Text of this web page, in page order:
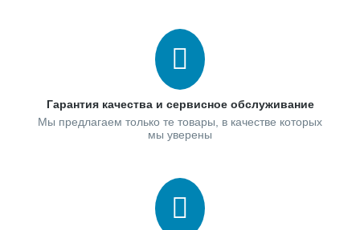
Гарантия качества и сервисное обслуживание
Мы предлагаем только те товары, в качестве которых
мы уверены